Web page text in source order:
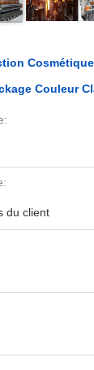
Couleur
du client